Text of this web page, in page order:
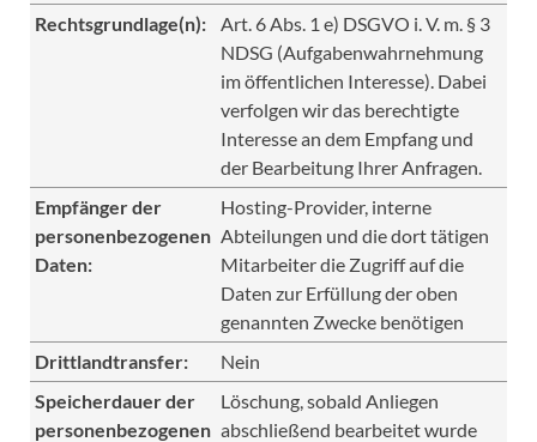
Rechtsgrundlage(n):
Art. 6 Abs. 1 e) DSGVO i. V. m. § 3
NDSG (Aufgabenwahrnehmung
im öffentlichen Interesse). Dabei
verfolgen wir das berechtigte
Interesse an dem Empfang und
der Bearbeitung Ihrer Anfragen.
Empfänger der
personenbezogenen
Daten:
Hosting-Provider, interne
Abteilungen und die dort tätigen
Mitarbeiter die Zugriff auf die
Daten zur Erfüllung der oben
genannten Zwecke benötigen
Drittlandtransfer:
Nein
Speicherdauer der
personenbezogenen
Löschung, sobald Anliegen
abschließend bearbeitet wurde